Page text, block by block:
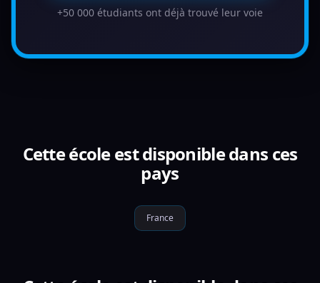
+50 000 étudiants ont déjà trouvé leur voie
Cette école est disponible dans ces
pays
France